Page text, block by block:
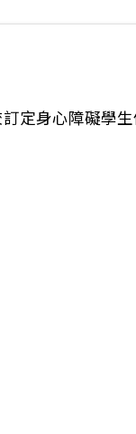
社會情緒學習
定身心障礙學